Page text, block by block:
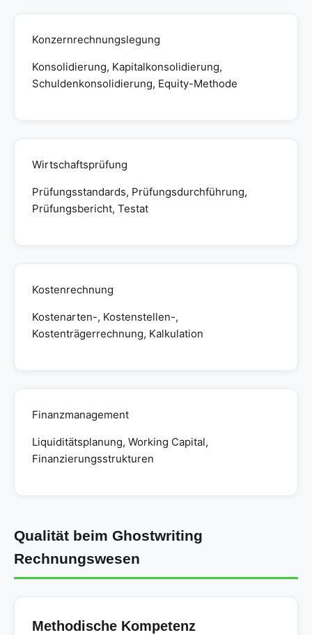
Konzernrechnungslegung
Konsolidierung, Kapitalkonsolidierung,
Schuldenkonsolidierung, Equity-Methode
Wirtschaftsprüfung
Prüfungsstandards, Prüfungsdurchführung,
Prüfungsbericht, Testat
Kostenrechnung
Kostenarten-, Kostenstellen-,
Kostenträgerrechnung, Kalkulation
Finanzmanagement
Liquiditätsplanung, Working Capital,
Finanzierungsstrukturen
Qualität beim Ghostwriting
Rechnungswesen
Methodische Kompetenz